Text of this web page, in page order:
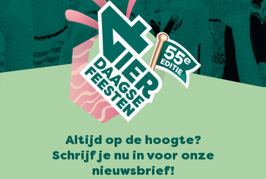
Altijd op de hoogte?
Schrijf je nu in voor onze
nieuwsbrief!